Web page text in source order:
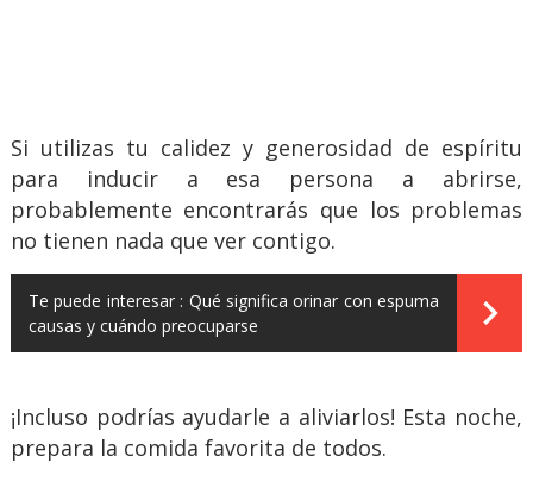
Si utilizas tu calidez y generosidad de espíritu
para inducir a esa persona a abrirse,
probablemente encontrarás que los problemas
no tienen nada que ver contigo.
Te puede interesar : Qué significa orinar con espuma
causas y cuándo preocuparse
¡Incluso podrías ayudarle a aliviarlos! Esta noche,
prepara la comida favorita de todos.